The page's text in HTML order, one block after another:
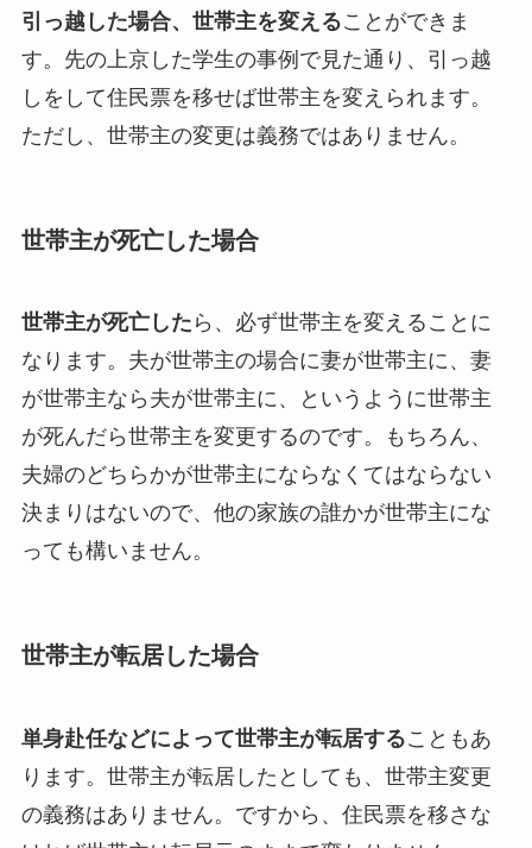
引っ越した場合、世帯主を変えることができま
す。先の上京した学生の事例で見た通り、引っ越
しをして住民票を移せば世帯主を変えられます。
ただし、世帯主の変更は義務ではありません。
世帯主が死亡した場合
世帯主が死亡した ら、必ず世帯主を変えることに
なります。夫が世帯主の場合に妻が世帯主に、妻
が世帯主なら夫が世帯主に、というように世帯主
が死んだら世帯主を変更するのです。もちろん、
夫婦のどちらかが世帯主にならなくてはならない
決まりはないので、他の家族の誰かが世帯主にな
っても構いません。
世帯主が転居した場合
単身赴任などによって世帯主が転居することもあ
ります。世帯主が転居したとしても、世帯主変更
の義務はありません。ですから、住民票を移さな